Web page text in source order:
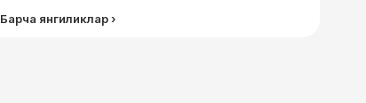
Барча янгиликлар ›